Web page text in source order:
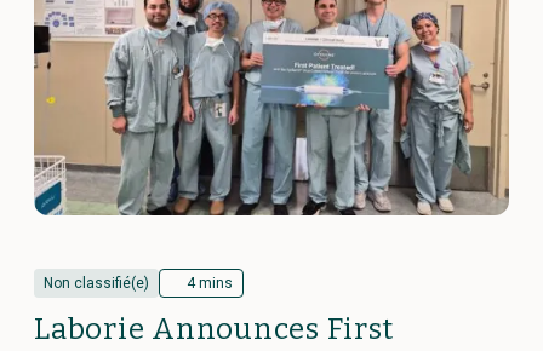
Non classifié(e) 4 mins
Laborie Announces First